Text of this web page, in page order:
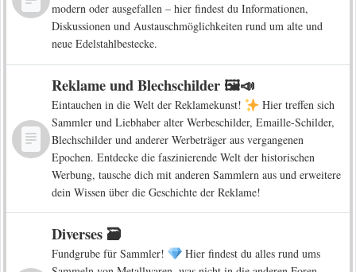
modern oder ausgefallen – hier findest du Informationen,
Diskussionen und Austauschmöglichkeiten rund um alte und
neue Edelstahlbestecke.
Reklame und Blechschilder 🖼️📣
Eintauchen in die Welt der Reklamekunst!
Hier treffen sich
Sammler und Liebhaber alter Werbeschilder, Emaille-Schilder,
Blechschilder und anderer Werbeträger aus vergangenen
Epochen. Entdecke die faszinierende Welt der historischen
Werbung, tausche dich mit anderen Sammlern aus und erweitere
dein Wissen über die Geschichte der Reklame!
Diverses 🗃️
Fundgrube für Sammler!
Hier findest du alles rund ums